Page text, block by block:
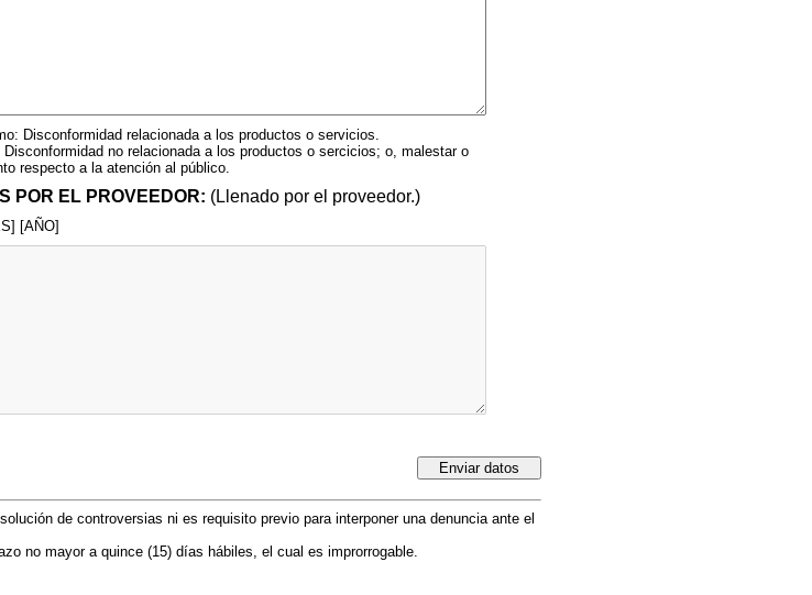
Disconformidad relacionada a los productos o servicios.
Disconformidad no relacionada a los productos o sercicios; o, malestar o
respecto a la atención al público.
POR EL PROVEEDOR: (Llenado por el proveedor.)
[AÑO]
de controversias ni es requisito previo para interponer una denuncia ante el
no mayor a quince (15) días hábiles, el cual es improrrogable.